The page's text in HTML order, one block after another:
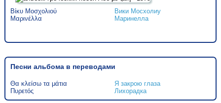
Βίκυ Μοσχολιού
Вики Мосхолиу
Μαρινέλλα
Маринелла
Песни альбома в переводами
Θα κλείσω τα μάτια
Я закрою глаза
Πυρετός
Лихорадка